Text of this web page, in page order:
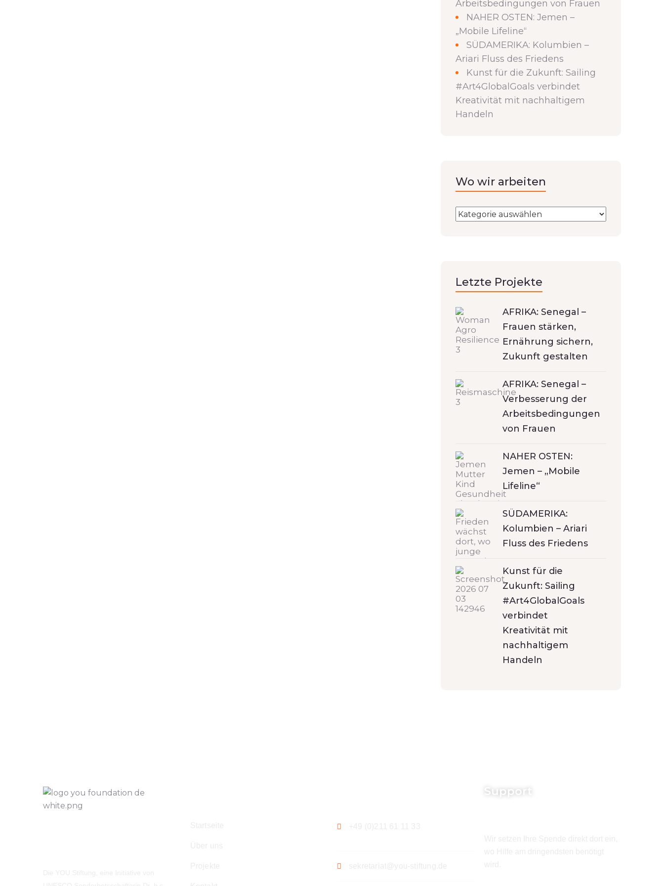
Arbeitsbedingungen von Frauen
NAHER OSTEN: Jemen –
„Mobile Lifeline“
SÜDAMERIKA: Kolumbien –
Ariari Fluss des Friedens
Kunst für die Zukunft: Sailing
#Art4GlobalGoals verbindet
Kreativität mit nachhaltigem
Handeln
Wo wir arbeiten
Letzte Projekte
AFRIKA: Senegal –
Frauen stärken,
Ernährung sichern,
Zukunft gestalten
AFRIKA: Senegal –
Verbesserung der
Arbeitsbedingungen
von Frauen
NAHER OSTEN:
Jemen – „Mobile
Lifeline“
SÜDAMERIKA:
Kolumbien – Ariari
Fluss des Friedens
Kunst für die
Zukunft: Sailing
#Art4GlobalGoals
verbindet
Kreativität mit
nachhaltigem
Handeln
Support